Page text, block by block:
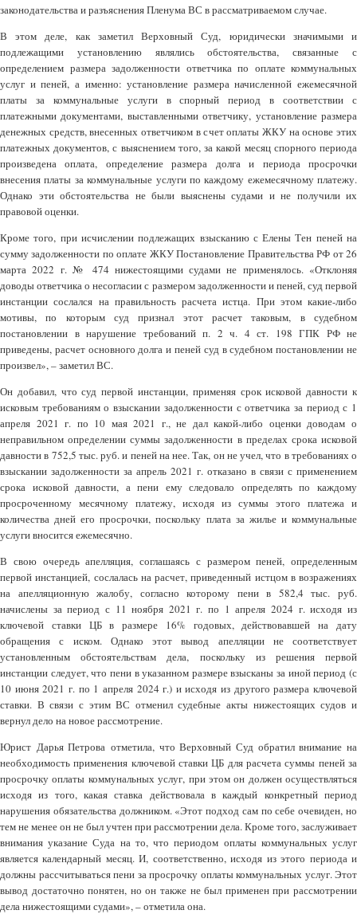
законодательства и разъяснения Пленума ВС в рассматриваемом случае.
В этом деле, как заметил Верховный Суд, юридически значимыми и
подлежащими установлению являлись обстоятельства, связанные с
определением размера задолженности ответчика по оплате коммунальных
услуг и пеней, а именно: установление размера начисленной ежемесячной
платы за коммунальные услуги в спорный период в соответствии с
платежными документами, выставленными ответчику, установление размера
денежных средств, внесенных ответчиком в счет оплаты ЖКУ на основе этих
платежных документов, с выяснением того, за какой месяц спорного периода
произведена оплата, определение размера долга и периода просрочки
внесения платы за коммунальные услуги по каждому ежемесячному платежу.
Однако эти обстоятельства не были выяснены судами и не получили их
правовой оценки.
Кроме того, при исчислении подлежащих взысканию с Елены Тен пеней на
сумму задолженности по оплате ЖКУ Постановление Правительства РФ от 26
марта 2022 г. № 474 нижестоящими судами не применялось. «Отклоняя
доводы ответчика о несогласии с размером задолженности и пеней, суд первой
инстанции сослался на правильность расчета истца. При этом какие-либо
мотивы, по которым суд признал этот расчет таковым, в судебном
постановлении в нарушение требований п. 2 ч. 4 ст. 198 ГПК РФ не
приведены, расчет основного долга и пеней суд в судебном постановлении не
произвел», – заметил ВС.
Он добавил, что суд первой инстанции, применяя срок исковой давности к
исковым требованиям о взыскании задолженности с ответчика за период с 1
апреля 2021 г. по 10 мая 2021 г., не дал какой-либо оценки доводам о
неправильном определении суммы задолженности в пределах срока исковой
давности в 752,5 тыс. руб. и пеней на нее. Так, он не учел, что в требованиях о
взыскании задолженности за апрель 2021 г. отказано в связи с применением
срока исковой давности, а пени ему следовало определять по каждому
просроченному месячному платежу, исходя из суммы этого платежа и
количества дней его просрочки, поскольку плата за жилье и коммунальные
услуги вносится ежемесячно.
В свою очередь апелляция, соглашаясь с размером пеней, определенным
первой инстанцией, сослалась на расчет, приведенный истцом в возражениях
на апелляционную жалобу, согласно которому пени в 582,4 тыс. руб.
начислены за период с 11 ноября 2021 г. по 1 апреля 2024 г. исходя из
ключевой ставки ЦБ в размере 16% годовых, действовавшей на дату
обращения с иском. Однако этот вывод апелляции не соответствует
установленным обстоятельствам дела, поскольку из решения первой
инстанции следует, что пени в указанном размере взысканы за иной период (с
10 июня 2021 г. по 1 апреля 2024 г.) и исходя из другого размера ключевой
ставки. В связи с этим ВС отменил судебные акты нижестоящих судов и
вернул дело на новое рассмотрение.
Юрист Дарья Петрова отметила, что Верховный Суд обратил внимание на
необходимость применения ключевой ставки ЦБ для расчета суммы пеней за
просрочку оплаты коммунальных услуг, при этом он должен осуществляться
исходя из того, какая ставка действовала в каждый конкретный период
нарушения обязательства должником. «Этот подход сам по себе очевиден, но
тем не менее он не был учтен при рассмотрении дела. Кроме того, заслуживает
внимания указание Суда на то, что периодом оплаты коммунальных услуг
является календарный месяц. И, соответственно, исходя из этого периода и
должны рассчитываться пени за просрочку оплаты коммунальных услуг. Этот
вывод достаточно понятен, но он также не был применен при рассмотрении
дела нижестоящими судами», – отметила она.